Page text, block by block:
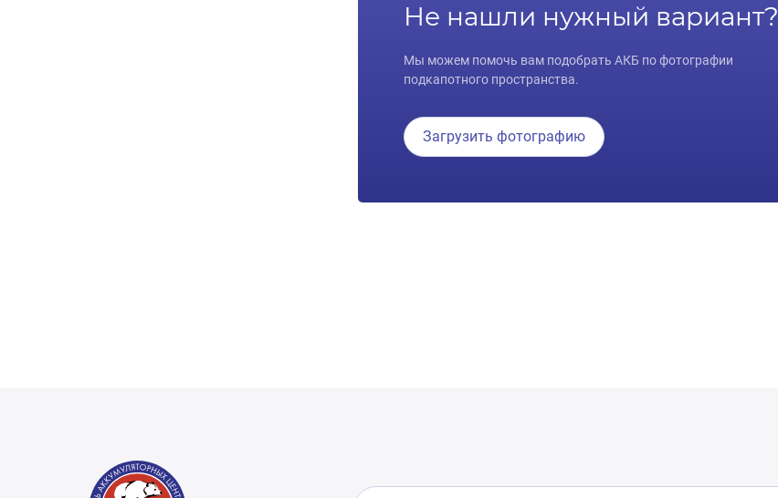
Не нашли нужный вариант?
Мы можем помочь вам подобрать АКБ по фотографии
подкапотного пространства.
Загрузить фотографию